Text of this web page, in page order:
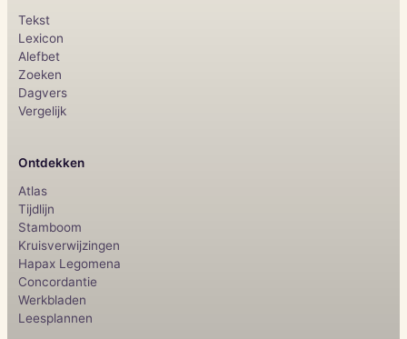
Tekst
Lexicon
Alefbet
Zoeken
Dagvers
Vergelijk
Ontdekken
Atlas
Tijdlijn
Stamboom
Kruisverwijzingen
Hapax Legomena
Concordantie
Werkbladen
Leesplannen